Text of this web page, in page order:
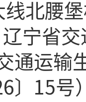
北腰
辽宁省
通运输
〕 15号